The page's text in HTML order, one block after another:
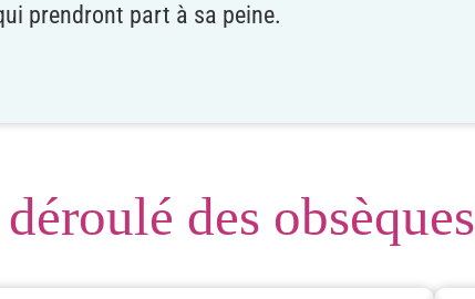
prendront part à sa peine.
des obsèques